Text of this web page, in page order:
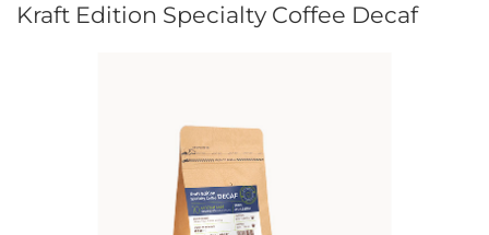
Kraft Edition Specialty Coffee Decaf